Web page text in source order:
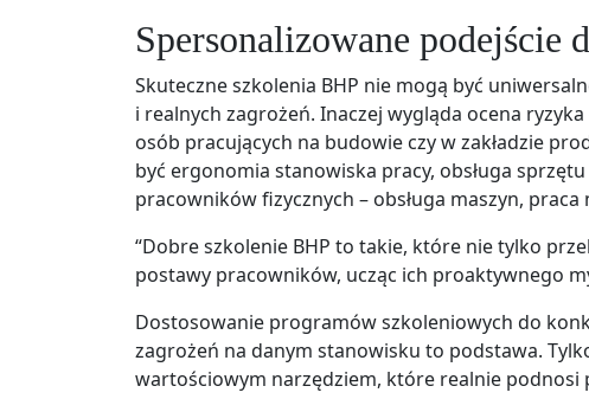
Spersonalizowane podejście
Skuteczne szkolenia BHP nie mogą być
i realnych zagrożeń. Inaczej wygląda ocena
osób pracujących na budowie czy w zakładzie
być ergonomia stanowiska pracy, obsługa
pracowników fizycznych – obsługa maszyn,
“Dobre szkolenie BHP to takie, które nie tylko
postawy pracowników, ucząc ich proaktywnego
Dostosowanie programów szkoleniowych do
zagrożeń na danym stanowisku to podstawa.
wartościowym narzędziem, które realnie podnosi